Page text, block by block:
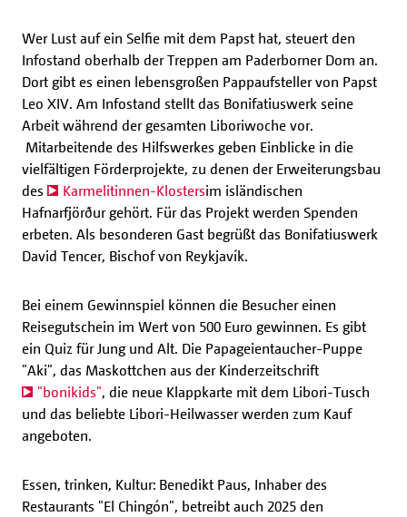
Wer Lust auf ein Selfie mit dem Papst hat, steuert den
Infostand oberhalb der Treppen am Paderborner Dom an.
Dort gibt es einen lebensgroßen Pappaufsteller von Papst
Leo XIV. Am Infostand stellt das Bonifatiuswerk seine
Arbeit während der gesamten Liboriwoche vor.
Mitarbeitende des Hilfswerkes geben Einblicke in die
vielfältigen Förderprojekte, zu denen der Erweiterungsbau
des
Karmelitinnen-Klostersim isländischen
Hafnarfjörður gehört. Für das Projekt werden Spenden
erbeten. Als besonderen Gast begrüßt das Bonifatiuswerk
David Tencer, Bischof von Reykjavík.
Bei einem Gewinnspiel können die Besucher einen
Reisegutschein im Wert von 500 Euro gewinnen. Es gibt
ein Quiz für Jung und Alt. Die Papageientaucher-Puppe
"Aki", das Maskottchen aus der Kinderzeitschrift
"bonikids", die neue Klappkarte mit dem Libori-Tusch
und das beliebte Libori-Heilwasser werden zum Kauf
angeboten.
Essen, trinken, Kultur: Benedikt Paus, Inhaber des
Restaurants "El Chingón", betreibt auch 2025 den